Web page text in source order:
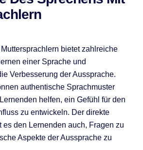
bietet zahlreiche
einer Sprache und
Verbesserung der Aussprache.
authentische Sprachmuster
helfen, ein Gefühl für den
zu entwickeln. Der direkte
es den Lernenden auch, Fragen zu
Aspekte der Aussprache zu